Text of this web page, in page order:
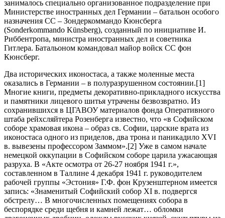
занималось специально организованное подразделение при
Министерстве иностранных дел Германии – батальон особого
назначения СС – Зондеркоммандо Кюнсберга
(Sonderkommando Künsberg), созданный по инициативе И.
Риббентропа, министра иностранных дел и советника
Гитлера. Батальоном командовал майор войск СС фон
Кюнсберг.
Два исторических иконостаса, а также моленные места
оказались в Германии – в полуразрушенном состоянии.[1]
Многие книги, предметы декоративно-прикладного искусства
и памятники лицевого шитья утрачены безвозвратно. Из
сохранившихся в ЦГАВОУ материалов фонда Оперативного
штаба рейхсляйтера Розенберга известно, что «в Софийском
соборе храмовая икона – образ св. Софии, царские врата из
иконостаса одного из приделов, два трона и паникадило XVI
в. вывезены профессором Заммом».[2] Уже в самом начале
немецкой оккупации в Софийском соборе царила ужасающая
разруха. В «Акте осмотра от 26-27 ноября 1941 г.»,
составленном в Таллине 4 декабря 1941 г. руководителем
рабочей группы «Эстония» Г.Ф. фон Крузенштерном имеется
запись: «Знаменитый Софийский собор XI в. подвергся
обстрелу… В многочисленных помещениях собора в
беспорядке среди щебня и камней лежат… обломки